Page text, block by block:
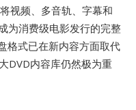
视频、多音轨、字幕和
为消费级电影发行的完整
格式已在新内容方面取代
DVD内容库仍然极为重